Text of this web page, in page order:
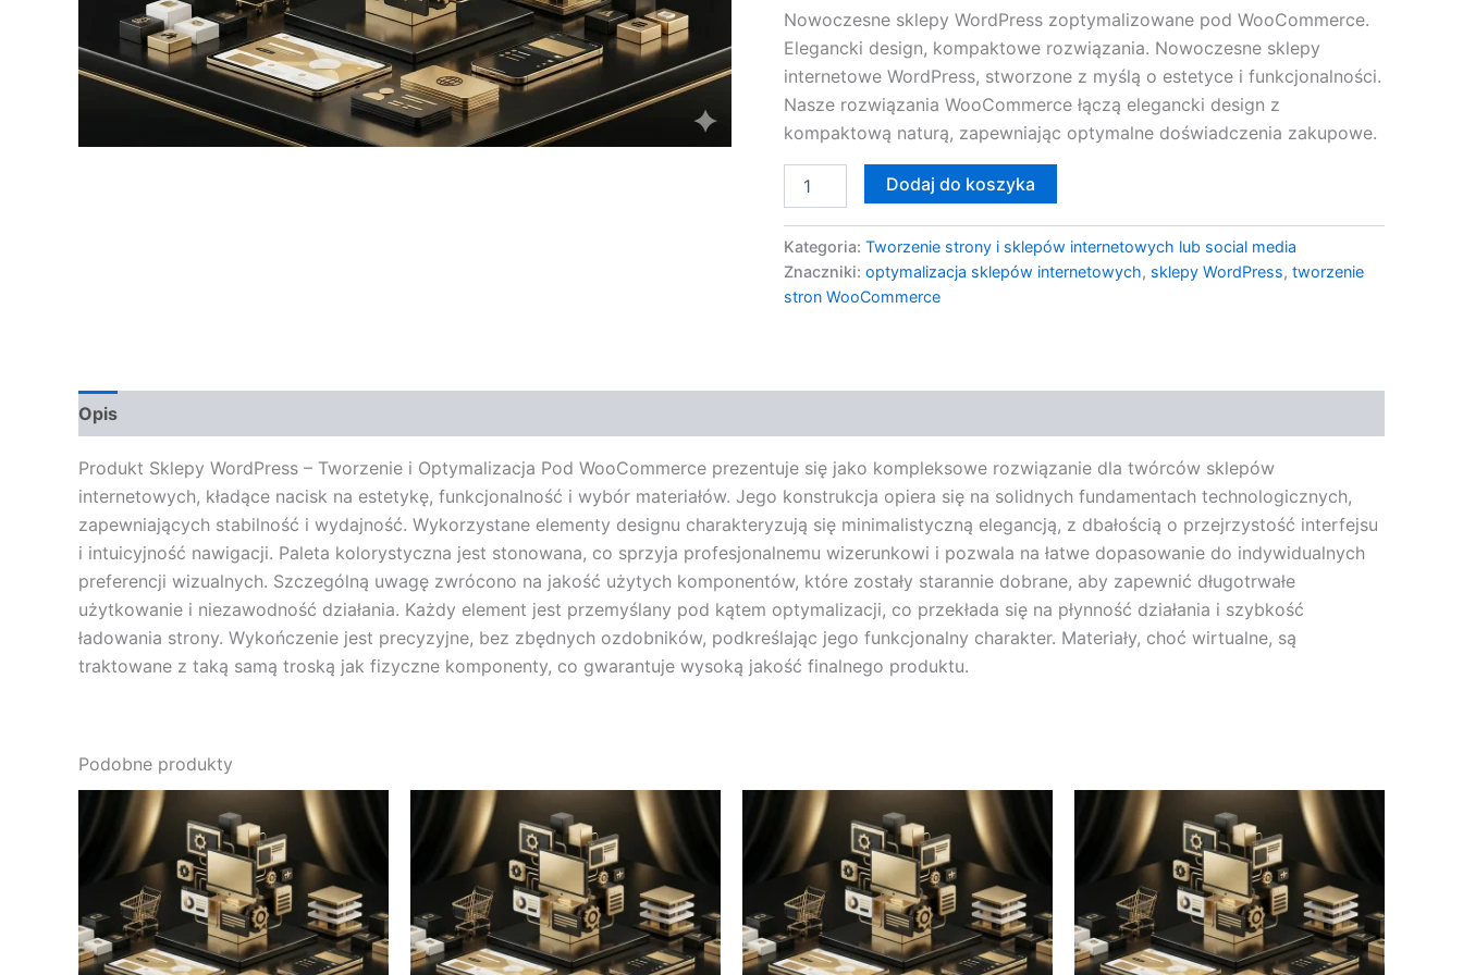
Nowoczesne sklepy WordPress zoptymalizowane pod WooCommerce.
Elegancki design, kompaktowe rozwiązania. Nowoczesne sklepy
internetowe WordPress, stworzone z myślą o estetyce i funkcjonalności.
Nasze rozwiązania WooCommerce łączą elegancki design z
kompaktową naturą, zapewniając optymalne doświadczenia zakupowe.
Dodaj do koszyka
Kategoria: Tworzenie strony i sklepów internetowych lub social media
Znaczniki: optymalizacja sklepów internetowych, sklepy WordPress, tworzenie
stron WooCommerce
Opis
Produkt Sklepy WordPress – Tworzenie i Optymalizacja Pod WooCommerce prezentuje się jako kompleksowe rozwiązanie dla twórców sklepów
internetowych, kładące nacisk na estetykę, funkcjonalność i wybór materiałów. Jego konstrukcja opiera się na solidnych fundamentach technologicznych,
zapewniających stabilność i wydajność. Wykorzystane elementy designu charakteryzują się minimalistyczną elegancją, z dbałością o przejrzystość interfejsu
i intuicyjność nawigacji. Paleta kolorystyczna jest stonowana, co sprzyja profesjonalnemu wizerunkowi i pozwala na łatwe dopasowanie do indywidualnych
preferencji wizualnych. Szczególną uwagę zwrócono na jakość użytych komponentów, które zostały starannie dobrane, aby zapewnić długotrwałe
użytkowanie i niezawodność działania. Każdy element jest przemyślany pod kątem optymalizacji, co przekłada się na płynność działania i szybkość
ładowania strony. Wykończenie jest precyzyjne, bez zbędnych ozdobników, podkreślając jego funkcjonalny charakter. Materiały, choć wirtualne, są
traktowane z taką samą troską jak fizyczne komponenty, co gwarantuje wysoką jakość finalnego produktu.
Podobne produkty